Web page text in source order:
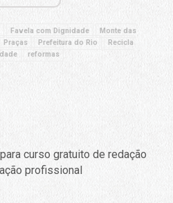
Favela com Dignidade
Monte das
Praças Prefeitura do Rio
Recicla
reformas
curso gratuito de redação
profissional